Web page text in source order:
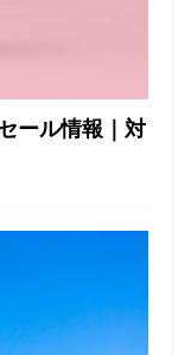
ール情報｜対